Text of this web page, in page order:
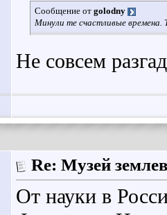
Сообщение от golodny
Минули те счастливые времена.
Не совсем
Re: Музей
От науки в